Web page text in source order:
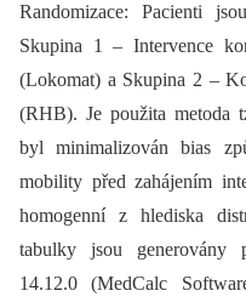
Randomizace: Pacienti
Skupina 1 –⁠ Intervence
(Lokomat) a Skupina 2 –⁠
(RHB). Je použita metoda
byl minimalizován bias
mobility před zahájením
homogenní z hlediska
tabulky jsou generovány
14.12.0 (MedCalc